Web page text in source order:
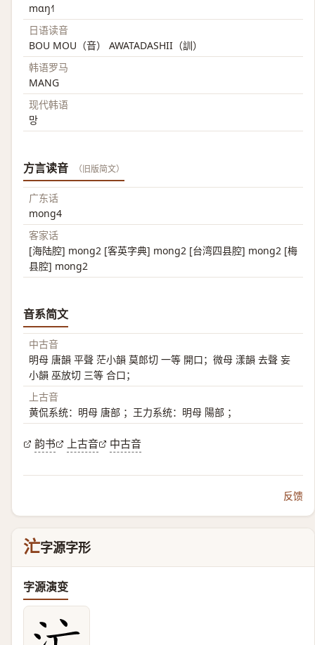
mɑŋ˧˥
日语读音
BOU MOU（音） AWATADASHII（訓）
韩语罗马
MANG
现代韩语
망
方言读音 （旧版简文）
广东话
mong4
客家话
[海陆腔] mong2 [客英字典] mong2 [台湾四县腔] mong2 [梅
县腔] mong2
音系简文
中古音
明母 唐韻 平聲 茫小韻 莫郎切 一等 開口；微母 漾韻 去聲 妄
小韻 巫放切 三等 合口；
上古音
黄侃系统：明母 唐部 ；王力系统：明母 陽部 ；
韵书 上古音 中古音
反馈
汒字源字形
字源演变